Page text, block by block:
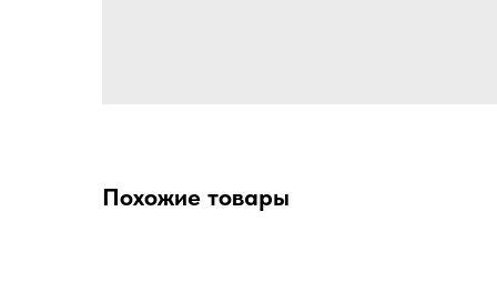
Похожие товары